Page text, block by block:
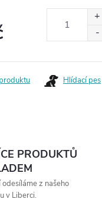
Hlídací pes
PRODUKTŮ
z našeho
v Liberci.